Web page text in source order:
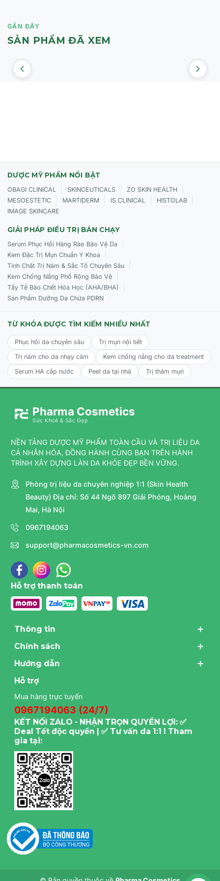
GẦN ĐÂY
SẢN PHẨM ĐÃ XEM
DƯỢC MỸ PHẨM NỔI BẬT
OBAGI CLINICAL SKINCEUTICALS ZO SKIN HEALTH
MESOESTETIC MARTIDERM IS CLINICAL HISTOLAB
IMAGE SKINCARE
GIẢI PHÁP ĐIỀU TRỊ BÁN CHẠY
Serum Phục Hồi Hàng Rào Bảo Vệ Da
Kem Đặc Trị Mụn Chuẩn Y Khoa
Tinh Chất Trị Nám & Sắc Tố Chuyên Sâu
Kem Chống Nắng Phổ Rộng Bảo Vệ
Tẩy Tế Bào Chết Hóa Học (AHA/BHA)
Sản Phẩm Dưỡng Da Chứa PDRN
TỪ KHÓA ĐƯỢC TÌM KIẾM NHIỀU NHẤT
Phục hồi da chuyên sâu
Trị mụn nội tiết
Trị nám cho da nhạy cảm
Kem chống nắng cho da treatment
Serum HA cấp nước
Peel da tại nhà Trị thâm mụn
Pharma Cosmetics
Sức Khoẻ & Sắc Đẹp
NỀN TẢNG DƯỢC MỸ PHẨM TOÀN CẦU VÀ TRỊ LIỆU DA
CÁ NHÂN HÓA, ĐỒNG HÀNH CÙNG BẠN TRÊN HÀNH
TRÌNH XÂY DỰNG LÀN DA KHỎE ĐẸP BỀN VỮNG.
Phòng trị liệu da chuyên nghiệp 1:1 (Skin Health
Beauty) Địa chỉ: Số 44 Ngõ 897 Giải Phóng, Hoàng
Mai, Hà Nội
0967194063
support@pharmacosmetics-vn.com
Hỗ trợ thanh toán
Thông tin
Chính sách
Hướng dẫn
Hỗ trợ
Mua hàng trực tuyến
0967194063 (24/7)
KẾT NỐI ZALO - NHẬN TRỌN QUYỀN LỢI: ✅
Deal Tết độc quyền | ✅ Tư vấn da 1:1 I Tham
gia tại: